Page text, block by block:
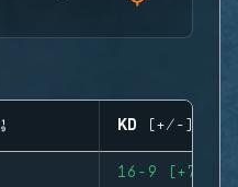
KD (+/-)
16-9 (+7)